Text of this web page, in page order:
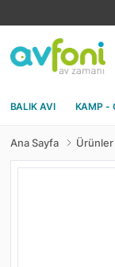
BALIK AVI KAMP -
Ana Sayfa Ürünler